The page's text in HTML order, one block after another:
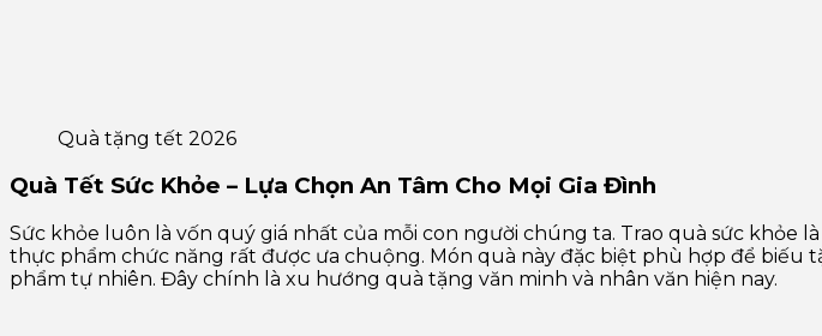
Quà tặng tết 2026
Quà Tết Sức Khỏe – Lựa Chọn An Tâm Cho Mọi Gia Đình
Sức khỏe luôn là vốn quý giá nhất của mỗi con người chúng ta. Trao quà sức khỏe
thực phẩm chức năng rất được ưa chuộng. Món quà này đặc biệt phù hợp để biếu
phẩm tự nhiên. Đây chính là xu hướng quà tặng văn minh và nhân văn hiện nay.